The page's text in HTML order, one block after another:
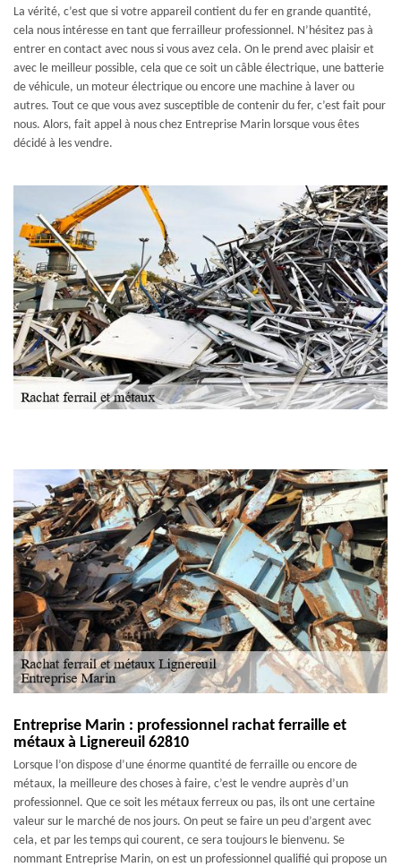
La vérité, c’est que si votre appareil contient du fer en grande quantité,
cela nous intéresse en tant que ferrailleur professionnel. N’hésitez pas à
entrer en contact avec nous si vous avez cela. On le prend avec plaisir et
avec le meilleur possible, cela que ce soit un câble électrique, une batterie
de véhicule, un moteur électrique ou encore une machine à laver ou
autres. Tout ce que vous avez susceptible de contenir du fer, c’est fait pour
nous. Alors, fait appel à nous chez Entreprise Marin lorsque vous êtes
décidé à les vendre.
Entreprise Marin : professionnel rachat ferraille et
métaux à Lignereuil 62810
Lorsque l’on dispose d’une énorme quantité de ferraille ou encore de
métaux, la meilleure des choses à faire, c’est le vendre auprès d’un
professionnel. Que ce soit les métaux ferreux ou pas, ils ont une certaine
valeur sur le marché de nos jours. On peut se faire un peu d’argent avec
cela, et par les temps qui courent, ce sera toujours le bienvenu. Se
nommant Entreprise Marin, on est un professionnel qualifié qui propose un